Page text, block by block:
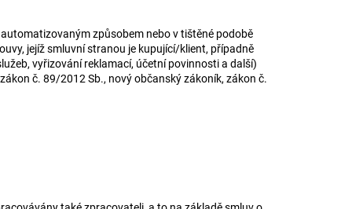
způsobem nebo v tištěné podobě
jejíž smluvní stranou je kupující/klient, případně
vyřizování reklamací, účetní povinnosti a další)
č. 89/2012 Sb., nový občanský zákoník, zákon č.